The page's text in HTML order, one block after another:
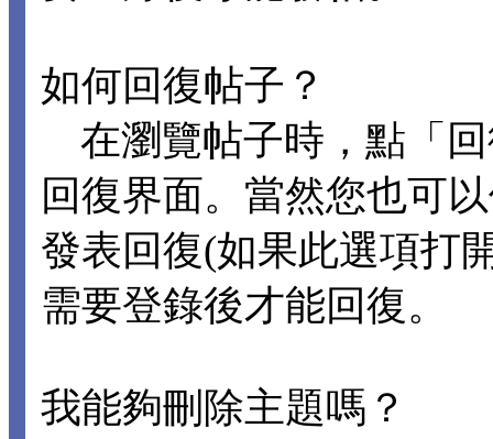
如何回復帖子？
在瀏覽帖子時，點「
回復界面。當然您也可
發表回復(如果此選項打
需要登錄後才能回復。
我能夠刪除主題嗎？